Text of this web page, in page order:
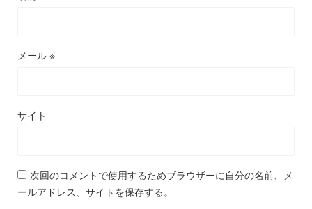
メール ※
サイト
次回のコメントで使用するためブラウザーに自分の名前、メ
ールアドレス、サイトを保存する。